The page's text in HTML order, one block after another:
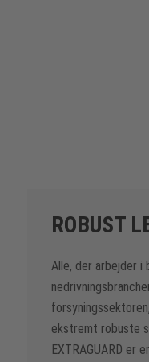
ROBUST
Alle, der arbejder i
ekstremt robuste
EXTRAGUARD er